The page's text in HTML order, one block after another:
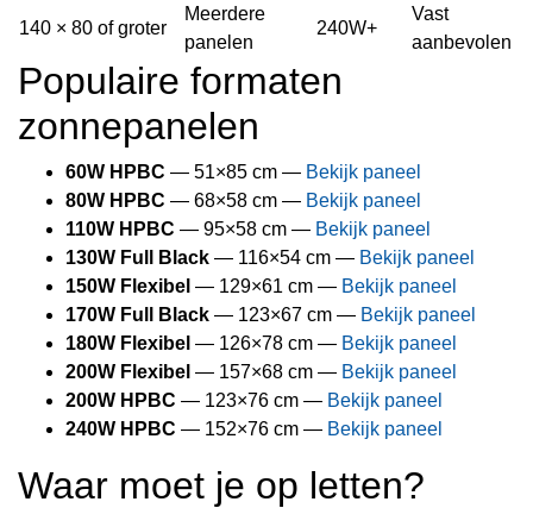
140 × 80 of groter
Meerdere
panelen
240W+
Vast
aanbevolen
Populaire formaten
zonnepanelen
60W HPBC — 51×85 cm — Bekijk paneel
80W HPBC — 68×58 cm — Bekijk paneel
110W HPBC — 95×58 cm — Bekijk paneel
130W Full Black — 116×54 cm — Bekijk paneel
150W Flexibel — 129×61 cm — Bekijk paneel
170W Full Black — 123×67 cm — Bekijk paneel
180W Flexibel — 126×78 cm — Bekijk paneel
200W Flexibel — 157×68 cm — Bekijk paneel
200W HPBC — 123×76 cm — Bekijk paneel
240W HPBC — 152×76 cm — Bekijk paneel
Waar moet je op letten?